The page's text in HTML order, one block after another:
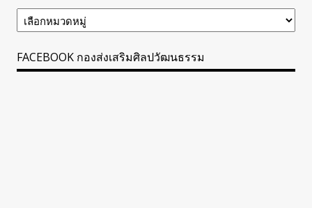
ข้อมูล
ข่าวสาร
FACEBOOK กองส่งเสริมศิลปวัฒนธรรม